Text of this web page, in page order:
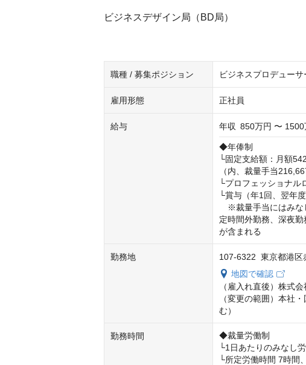
ビジネスデザイン局（BD局）
職種 / 募集ポジション ビジネスプロデューサ
雇用形態 正社員
給与 年収 850万円 〜 1500
◆年俸制
└固定支給額：月額
（内、裁量手当
└プロフェッショナル
└賞与（年1回、翌年
※裁量手当にはみな
定時間外勤務、深夜
が含まれる
勤務地
107-6322 東京都港
地図で確認
（雇入れ直後）株式
（変更の範囲）本社
む）
勤務時間
◆裁量労働制
└1日あたりのみなし
└所定労働時間 7時間